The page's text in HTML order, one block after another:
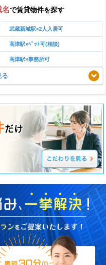
で賃貸物件を探す
武蔵新城駅×2人入居可
高津駅×ﾍﾟｯﾄ可(相談)
高津駅×事務所可
る